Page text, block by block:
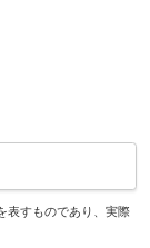
表すものであり、実際